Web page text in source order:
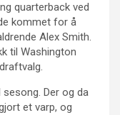
quarterback ved
kommet for å
Alex Smith.
til Washington
Der og da
et varp, og